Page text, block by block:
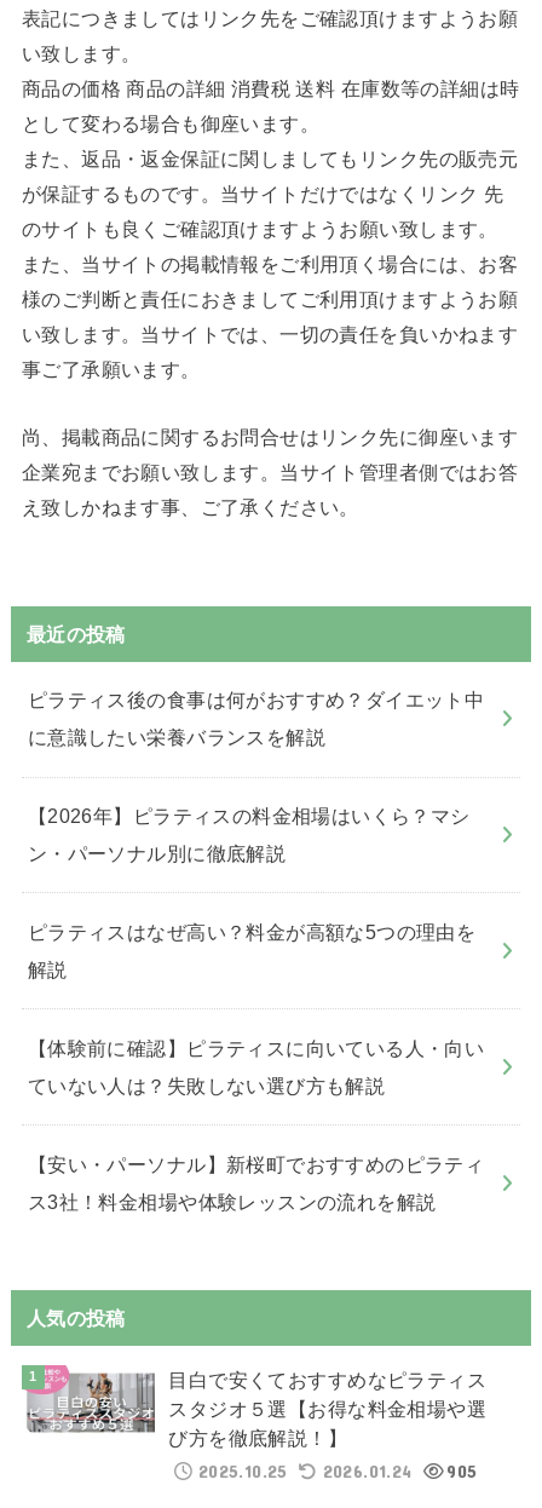
表記につきましてはリンク先をご確認頂けますようお願
い致します。
商品の価格 商品の詳細 消費税 送料 在庫数等の詳細は時
として変わる場合も御座います。
また、返品・返金保証に関しましてもリンク先の販売元
が保証するものです。当サイトだけではなくリンク 先
のサイトも良くご確認頂けますようお願い致します。
また、当サイトの掲載情報をご利用頂く場合には、お客
様のご判断と責任におきましてご利用頂けますようお願
い致します。当サイトでは、一切の責任を負いかねます
事ご了承願います。
尚、掲載商品に関するお問合せはリンク先に御座います
企業宛までお願い致します。当サイト管理者側ではお答
え致しかねます事、ご了承ください。
最近の投稿
ピラティス後の食事は何がおすすめ？ダイエット中
に意識したい栄養バランスを解説
【2026年】ピラティスの料金相場はいくら？マシ
ン・パーソナル別に徹底解説
ピラティスはなぜ高い？料金が高額な5つの理由を
解説
【体験前に確認】ピラティスに向いている人・向い
ていない人は？失敗しない選び方も解説
【安い・パーソナル】新桜町でおすすめのピラティ
ス3社！料金相場や体験レッスンの流れを解説
人気の投稿
目白で安くておすすめなピラティス
スタジオ５選【お得な料金相場や選
び方を徹底解説！】
2025.10.25
2026.01.24 905